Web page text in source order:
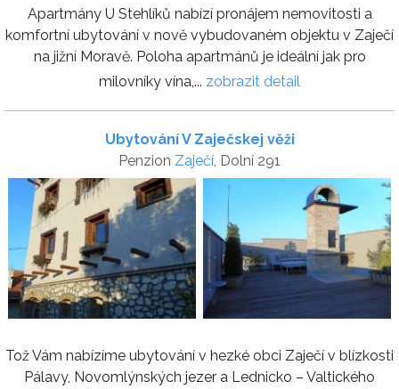
Apartmány U Stehlíků nabízí pronájem nemovitosti a
komfortní ubytování v nově vybudovaném objektu v Zaječí
na jižní Moravě. Poloha apartmánů je ideální jak pro
milovníky vína,... zobrazit detail
Ubytování V Zaječskej věži
Penzion Zaječí, Dolní 291
Tož Vám nabízíme ubytování v hezké obci Zaječí v blízkosti
Pálavy, Novomlýnských jezer a Lednicko – Valtického